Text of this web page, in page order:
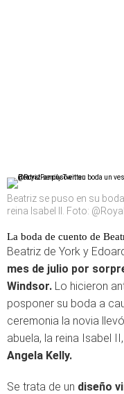
Beatriz se puso en su
reina Isabel II. Foto:
La boda de cuento de
Beatriz de York y
mes de julio por
Windsor. Lo hicieron
posponer su boda a
ceremonia la novia
abuela, la reina Isabel
Angela Kelly.
Se trata de un diseño